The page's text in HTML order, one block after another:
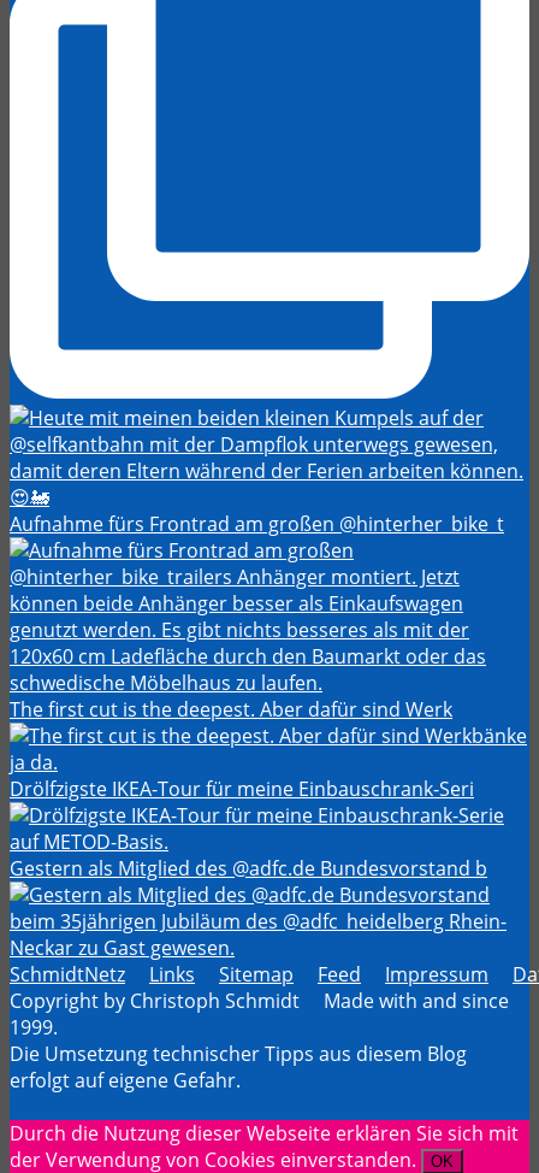
Aufnahme fürs Frontrad am großen @hinterher_bike_t
The first cut is the deepest. Aber dafür sind Werk
Drölfzigste IKEA-Tour für meine Einbauschrank-Seri
Gestern als Mitglied des @adfc.de Bundesvorstand b
SchmidtNetz Links Sitemap Feed Impressum
Copyright by Christoph Schmidt Made with and since
1999.
Die Umsetzung technischer Tipps aus diesem Blog
erfolgt auf eigene Gefahr.
Durch die Nutzung dieser Webseite erklären Sie sich mit
der Verwendung von Cookies einverstanden.
OK